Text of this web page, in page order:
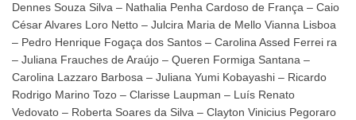
Dennes Souza Silva – Nathalia Penha Cardoso de França – Caio
César Alvares Loro Netto – Julcira Maria de Mello Vianna Lisboa
– Pedro Henrique Fogaça dos Santos – Carolina Assed Ferrei ra
– Juliana Frauches de Araújo – Queren Formiga Santana –
Carolina Lazzaro Barbosa – Juliana Yumi Kobayashi – Ricardo
Rodrigo Marino Tozo – Clarisse Laupman – Luís Renato
Vedovato – Roberta Soares da Silva – Clayton Vinicius Pegoraro